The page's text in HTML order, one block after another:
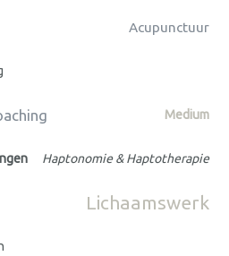
Acupunctuur
Medium
Haptonomie & Haptotherapie
Lichaamswerk